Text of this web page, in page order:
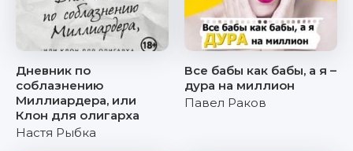
Дневник по
соблазнению
Миллиардера, или
Клон для олигарха
Настя Рыбка
Все бабы как бабы, а я –
дура на миллион
Павел Раков